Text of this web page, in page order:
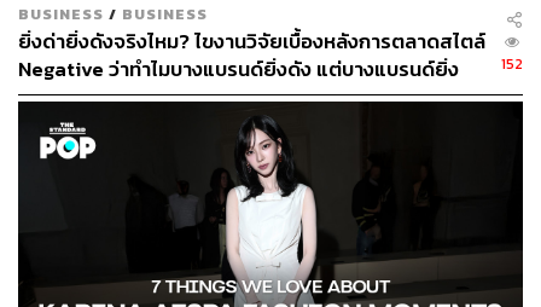
ข่าวที่เกี่ยวข้อง:
‘มาร์ก ซักเคอร์เบิร์ก’ ประกาศเปลี่ยนชื่อบริษัทใหม่จาก
Facebook เป็น ‘Meta’ สะท้อนความทะเยอทะยานที่ต้อง
การเป็นมากกว่า ‘บริษัทโซเชียลมีเดีย’ และมุ่งสู่ Metave
rse
https://www.cnbc.com/2021/11/02/nike-is-quietly-pre
paring-for-the-metaverse-.html
BUSINESS / BUSINESS
ยิ่งด่ายิ่งดังจริงไหม? ไขงานวิจัยเบื้องหลังการตลาดสไตล์
Negative ว่าทำไมบางแบรนด์ยิ่งดัง แต่บางแบรนด์ยิ่ง
เจ็บตัว
152